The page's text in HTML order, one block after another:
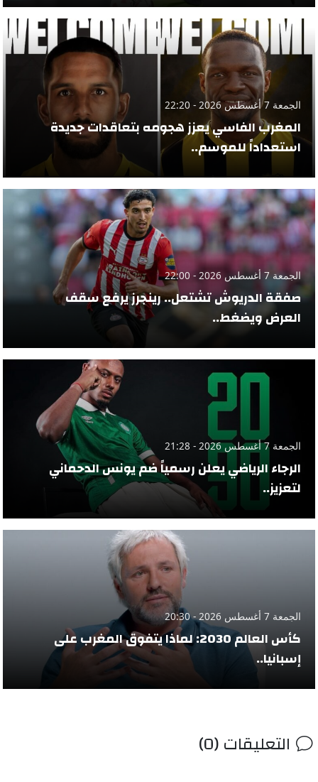
الجمعة 7 أغسطس 2026 - 22:20
المغرب الفاسي يعزز هجومه بتعاقدات جديدة
استعداداً للموسم..
الجمعة 7 أغسطس 2026 - 22:00
صفقة الدريوش تشتعل.. رينجرز يرفع سقف
العرض ويضغط..
الجمعة 7 أغسطس 2026 - 21:28
الرجاء الرياضي يعلن رسمياً ضم يونس الدحماني
لتعزيز..
الجمعة 7 أغسطس 2026 - 20:30
كأس العالم 2030: لماذا يتفوق المغرب على
إسبانيا..
التعليقات (0)